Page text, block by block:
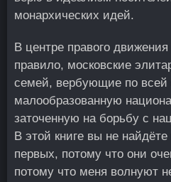
монархических идей.
В центре правого движения
правило, московские
семей, вербующие по всей
малообразованную
заточенную на борьбу с
В этой книге вы не
первых, потому что они
потому что меня волнуют